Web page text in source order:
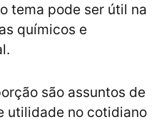
tema pode ser útil na
químicos e
são assuntos de
utilidade no cotidiano